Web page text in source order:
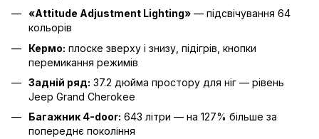
«Attitude Adjustment Lighting» — підсвічування 64
кольорів
Кермо: плоске зверху і знизу, підігрів, кнопки
перемикання режимів
Задній ряд: 37.2 дюйма простору для ніг — рівень
Jeep Grand Cherokee
Багажник 4-door: 643 літри — на 127% більше за
попереднє покоління